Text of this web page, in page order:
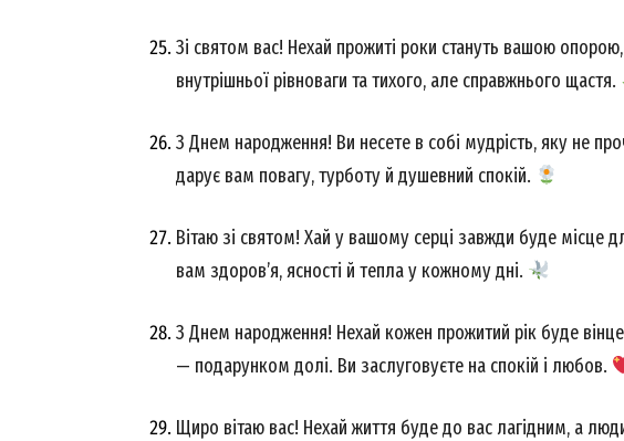
Зі святом вас! Нехай прожиті роки стануть вашою
внутрішньої рівноваги та тихого, але справжнього щастя.
З Днем народження! Ви несете в собі мудрість, яку не
дарує вам повагу, турботу й душевний спокій.
Вітаю зі святом! Хай у вашому серці завжди буде місце
вам здоров’я, ясності й тепла у кожному дні.
З Днем народження! Нехай кожен прожитий рік буде
— подарунком долі. Ви заслуговуєте на спокій і любов.
Щиро вітаю вас! Нехай життя буде до вас лагідним, а